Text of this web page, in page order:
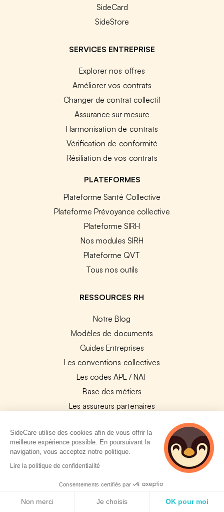
SideCard
SideStore
SERVICES ENTREPRISE
Explorer nos offres
Améliorer vos contrats
Changer de contrat collectif
Assurance sur mesure
Harmonisation de contrats
Vérification de conformité
Résiliation de vos contrats
PLATEFORMES
Plateforme Santé Collective
Plateforme Prévoyance collective
Plateforme SIRH
Nos modules SIRH
Plateforme QVT
Tous nos outils
RESSOURCES RH
Notre Blog
Modèles de documents
Guides Entreprises
Les conventions collectives
Les codes APE / NAF
Base des métiers
Les assureurs partenaires
Bureaux CPAM
Les codes CCAM
Les OPCO
Boîte à outils santé
SideCare utilise des cookies afin de vous offrir la
meilleure expérience possible. En poursuivant la
navigation, vous acceptez notre politique.
Lire la politique de confidentialité
Consentements certifiés par
Non merci Je choisis OK pour moi
2 personnes
consultent
actuellement cette